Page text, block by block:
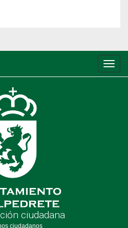
de
ciudadana
ciudadanos